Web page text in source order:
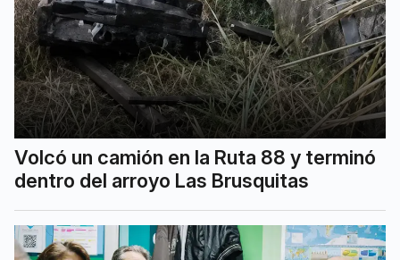
Volcó un camión en la Ruta 88 y terminó
dentro del arroyo Las Brusquitas